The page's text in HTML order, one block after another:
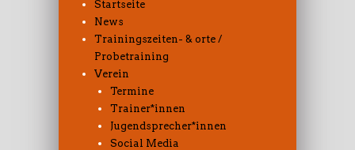
Startseite
News
Trainingszeiten- & orte /
Probetraining
Verein
Termine
Trainer*innen
Jugendsprecher*innen
Social Media